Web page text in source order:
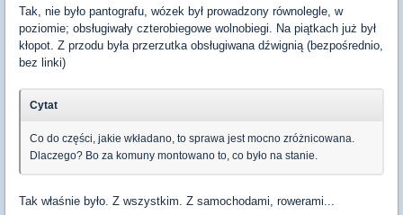
Tak, nie było pantografu, wózek był prowadzony równolegle, w
poziomie; obsługiwały czterobiegowe wolnobiegi. Na piątkach już był
kłopot. Z przodu była przerzutka obsługiwana dźwignią (bezpośrednio,
bez linki)
Cytat
Co do części, jakie wkładano, to sprawa jest mocno zróżnicowana.
Dlaczego? Bo za komuny montowano to, co było na stanie.
Tak właśnie było. Z wszystkim. Z samochodami, rowerami...